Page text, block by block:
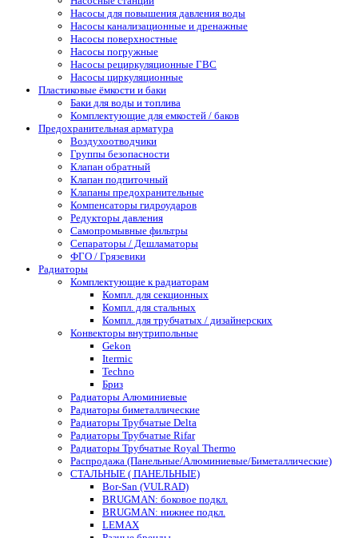
Насосы для повышения давления воды
Насосы канализационные и дренажные
Насосы поверхностные
Насосы погружные
Насосы рециркуляционные ГВС
Насосы циркуляционные
Пластиковые ёмкости и баки
Баки для воды и топлива
Комплектующие для емкостей / баков
Предохранительная арматура
Воздухоотводчики
Группы безопасности
Клапан обратный
Клапан подпиточный
Клапаны предохранительные
Компенсаторы гидроударов
Редукторы давления
Самопромывные фильтры
Сепараторы / Дешламаторы
ФГО / Грязевики
Радиаторы
Комплектующие к радиаторам
Компл. для секционных
Компл. для стальных
Компл. для трубчатых / дизайнерских
Конвекторы внутрипольные
Gekon
Itermic
Techno
Бриз
Радиаторы Алюминиевые
Радиаторы биметаллические
Радиаторы Трубчатые Delta
Радиаторы Трубчатые Rifar
Радиаторы Трубчатые Royal Thermo
Распродажа (Панельные/Алюминиевые/Биметаллические)
СТАЛЬНЫЕ ( ПАНЕЛЬНЫЕ)
Bor-San (VULRAD)
BRUGMAN: боковое подкл.
BRUGMAN: нижнее подкл.
LEMAX